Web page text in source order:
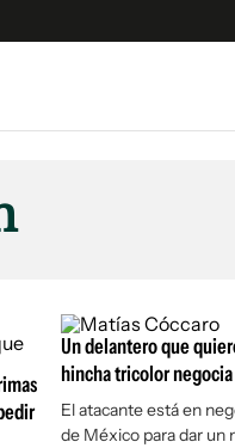
Un delantero que
hincha tricolor
El atacante está en
de México para dar un